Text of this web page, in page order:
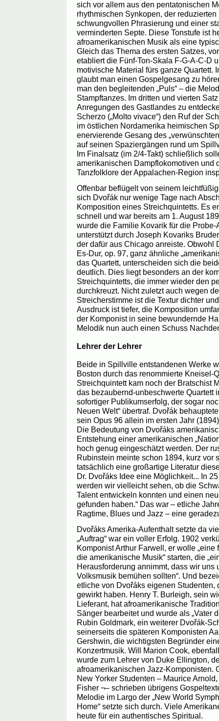
sich vor allem aus den pentatonischen
rhythmischen Synkopen, der
schwungvollen Phrasierung und einer
verminderten Septe. Diese Tonstufe ist
afroamerikanischen Musik als eine
Gleich das Thema des ersten Satzes,
etabliert die Fünf-Ton-Skala F-G-A-C-D
motivische Material fürs ganze Quartett.
glaubt man einen Gospelgesang zu
man den begleitenden „Puls“ – die
Stampftanzes. Im dritten und vierten
Anregungen des Gastlandes zu
Scherzo („Molto vivace“) den Ruf der
im östlichen Nordamerika heimischen
enervierende Gesang des
auf seinen Spaziergängen rund um
Im Finalsatz (im 2/4-Takt) schließlich
amerikanischen Dampflokomotiven und
Tanzfolklore der Appalachen-Region
Offenbar beflügelt von seinem
sich Dvořák nur wenige Tage nach
Komposition eines Streichquintetts. Es
schnell und war bereits am 1. August
wurde die Familie Kovarik für die
unterstützt durch Joseph Kovariks
der dafür aus Chicago anreiste. Obwohl
Es-Dur, op. 97, ganz ähnliche
das Quartett, unterscheiden sich die
deutlich. Dies liegt besonders an der
Streichquintetts, die immer wieder den
durchkreuzt. Nicht zuletzt auch wegen
Streicherstimme ist die Textur dichter
Ausdruck ist tiefer, die Komposition
der Komponist in seine bewundernde
Melodik nun auch einen Schuss
Lehrer der Lehrer
Beide in Spillville entstandenen Werke
Boston durch das renommierte Kneisel-
Streichquintett kam noch der Bratschist
das bezaubernd-unbeschwerte Quartett
sofortiger Publikumserfolg, der sogar
Neuen Welt“ übertraf. Dvořák
sein Opus 96 allein im ersten Jahr
Die Bedeutung von Dvořáks
Entstehung einer amerikanischen
hoch genug eingeschätzt werden. Der
Rubinstein meinte schon 1894, kurz vor
tatsächlich eine großartige Literatur
Dr. Dvořáks Idee eine Möglichkeit... In
werden wir vielleicht sehen, ob die
Talent entwickeln konnten und einen
gefunden haben.“ Das war – etliche
Ragtime, Blues und Jazz – eine
Dvořáks Amerika-Aufenthalt setzte da
„Auftrag“ war ein voller Erfolg. 1902
Komponist Arthur Farwell, er wolle
die amerikanische Musik“ starten, die
Herausforderung annimmt, dass wir uns
Volksmusik bemühen sollten“. Und
etliche von Dvořáks eigenen Studenten,
gewirkt haben. Henry T. Burleigh, sein
Lieferant, hat afroamerikanische
Sänger bearbeitet und wurde als „Vater
Rubin Goldmark, ein weiterer Dvořák-
seinerseits die späteren Komponisten
Gershwin, die wichtigsten Begründer
Konzertmusik. Will Marion Cook,
wurde zum Lehrer von Duke Ellington,
afroamerikanischen Jazz-Komponisten.
New Yorker Studenten – Maurice
Fisher ¬– schrieben übrigens
Melodie im Largo der „New World
Home“ setzte sich durch. Viele
heute für ein authentisches Spiritual.